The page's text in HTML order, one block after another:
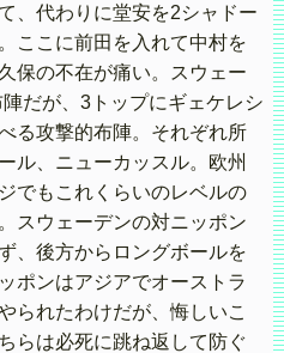
、代わりに堂安を2シャドー
ここに前田を入れて中村を
保の不在が痛い。スウェー
だが、3トップにギェケレシ
る攻撃的布陣。それぞれ所
ル、ニューカッスル。欧州
でもこれくらいのレベルの
スウェーデンの対ニッポン
、後方からロングボールを
ポンはアジアでオーストラ
られたわけだが、悔しいこ
らは必死に跳ね返して防ぐ